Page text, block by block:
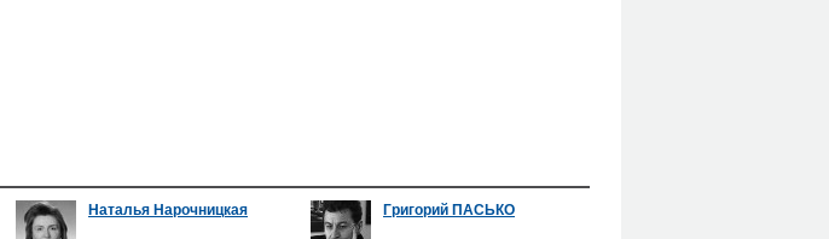
Наталья Нарочницкая Григорий ПАСЬКО